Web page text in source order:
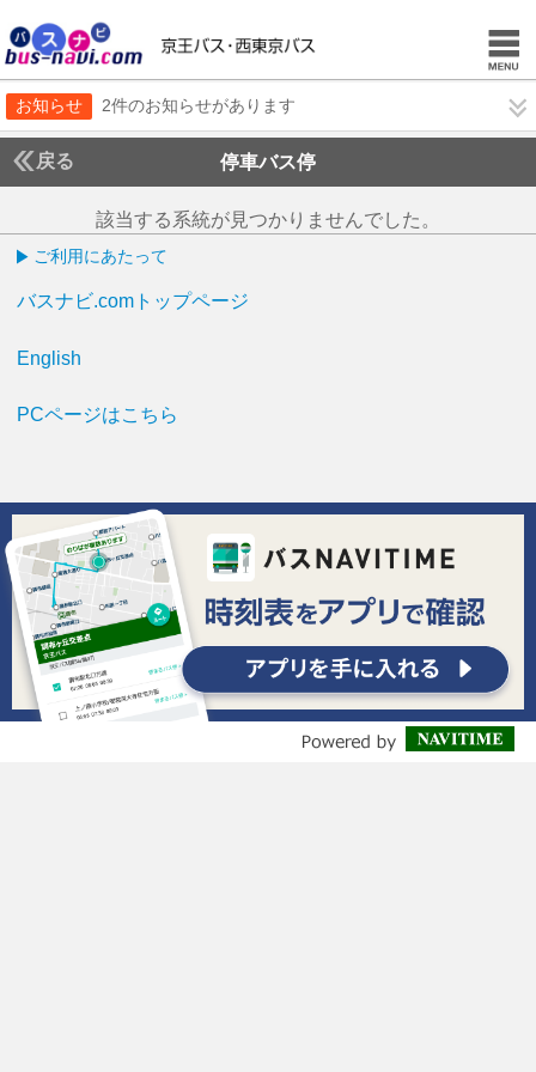
お知らせ 2件のお知らせがあります
戻る 停車バス停
該当する系統が見つかりませんでした。
ご利用にあたって
バスナビ.comトップページ
English
PCページはこちら